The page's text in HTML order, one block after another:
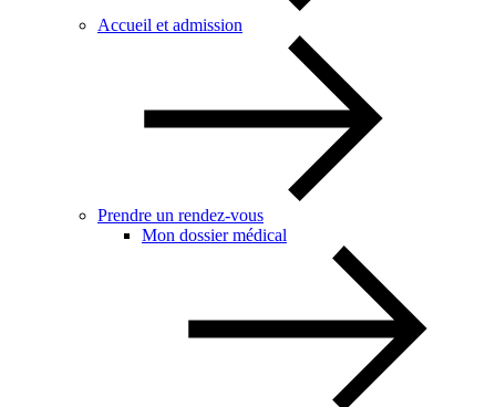
Accueil et admission
Prendre un rendez-vous
Mon dossier médical